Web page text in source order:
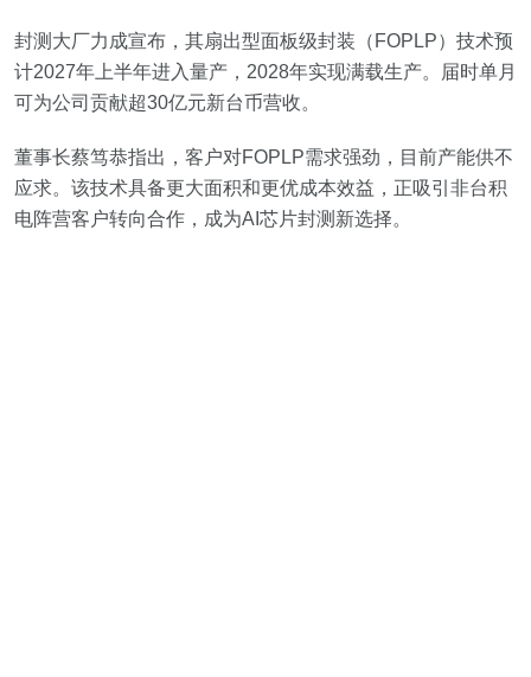
封测大厂力成宣布，其扇出型面板级封装（FOPLP）技术预
计2027年上半年进入量产，2028年实现满载生产。届时单月
可为公司贡献超30亿元新台币营收。
董事长蔡笃恭指出，客户对FOPLP需求强劲，目前产能供不
应求。该技术具备更大面积和更优成本效益，正吸引非台积
电阵营客户转向合作，成为AI芯片封测新选择。